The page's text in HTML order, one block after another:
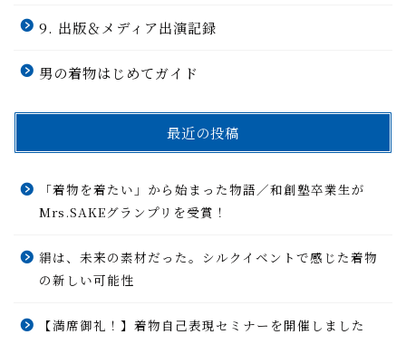
9. 出版＆メディア出演記録
男の着物はじめてガイド
最近の投稿
「着物を着たい」から始まった物語／和創塾卒業生が
Mrs.SAKEグランプリを受賞！
絹は、未来の素材だった。シルクイベントで感じた着物
の新しい可能性
【満席御礼！】着物自己表現セミナーを開催しました